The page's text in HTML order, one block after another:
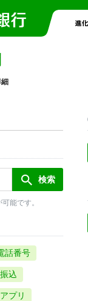
能です。
話番号
振込
プリ